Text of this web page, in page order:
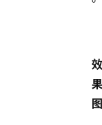
效
果
图